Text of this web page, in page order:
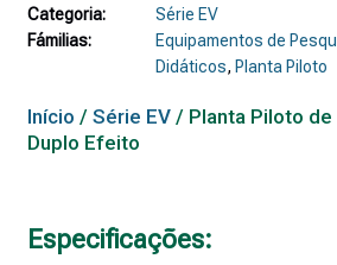
Categoria:
Série EV
Fámilias:
Equipamentos de
Didáticos, Planta Piloto
Início /Série EV / Planta Piloto de
Duplo Efeito
Especificações: